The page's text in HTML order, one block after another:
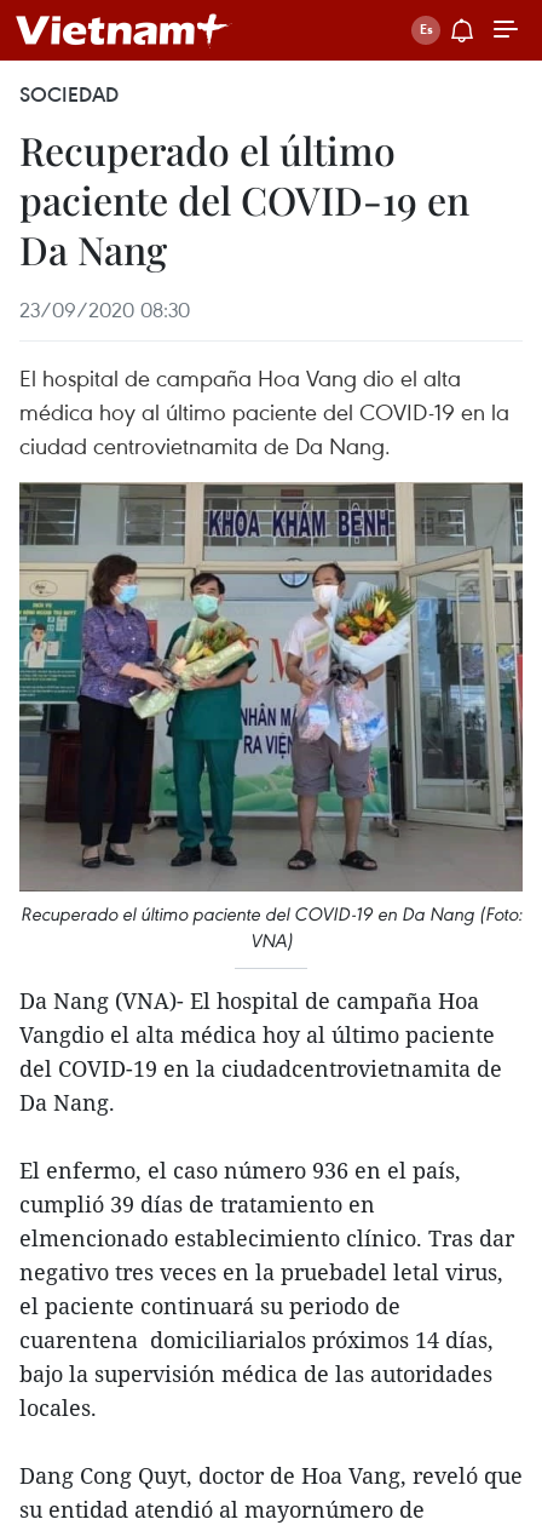
SOCIEDAD
Recuperado el último
paciente del COVID-19 en
Da Nang
23/09/2020 08:30
El hospital de campaña Hoa Vang dio el alta
médica hoy al último paciente del COVID-19 en la
ciudad centrovietnamita de Da Nang.
Recuperado el último paciente del COVID-19 en Da Nang (Foto:
VNA)
Da Nang (VNA)- El hospital de campaña Hoa
Vangdio el alta médica hoy al último paciente
del COVID-19 en la ciudadcentrovietnamita de
Da Nang.
El enfermo, el caso número 936 en el país,
cumplió 39 días de tratamiento en
elmencionado establecimiento clínico. Tras dar
negativo tres veces en la pruebadel letal virus,
el paciente continuará su periodo de
cuarentena domiciliarialos próximos 14 días,
bajo la supervisión médica de las autoridades
locales.
Dang Cong Quyt, doctor de Hoa Vang, reveló que
su entidad atendió al mayornúmero de